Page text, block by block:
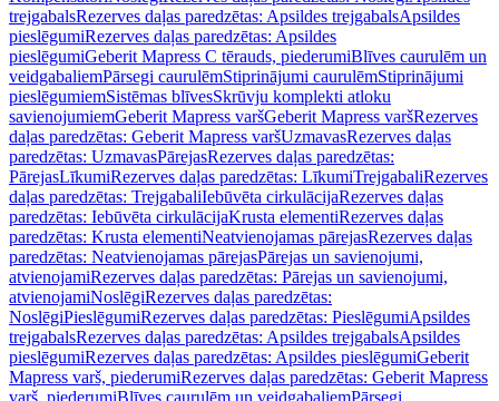
trejgabalsRezerves daļas paredzētas: Apsildes trejgabalsApsildes
pieslēgumiRezerves daļas paredzētas: Apsildes
pieslēgumiGeberit Mapress C tērauds, piederumiBlīves caurulēm un
veidgabaliemPārsegi caurulēmStiprinājumi caurulēmStiprinājumi
pieslēgumiemSistēmas blīvesSkrūvju komplekti atloku
savienojumiemGeberit Mapress varšGeberit Mapress varšRezerves
daļas paredzētas: Geberit Mapress varšUzmavasRezerves daļas
paredzētas: UzmavasPārejasRezerves daļas paredzētas:
PārejasLīkumiRezerves daļas paredzētas: LīkumiTrejgabaliRezerves
daļas paredzētas: TrejgabaliIebūvēta cirkulācijaRezerves daļas
paredzētas: Iebūvēta cirkulācijaKrusta elementiRezerves daļas
paredzētas: Krusta elementiNeatvienojamas pārejasRezerves daļas
paredzētas: Neatvienojamas pārejasPārejas un savienojumi,
atvienojamiRezerves daļas paredzētas: Pārejas un savienojumi,
atvienojamiNoslēgiRezerves daļas paredzētas:
NoslēgiPieslēgumiRezerves daļas paredzētas: PieslēgumiApsildes
trejgabalsRezerves daļas paredzētas: Apsildes trejgabalsApsildes
pieslēgumiRezerves daļas paredzētas: Apsildes pieslēgumiGeberit
Mapress varš, piederumiRezerves daļas paredzētas: Geberit Mapress
varš, piederumiBlīves caurulēm un veidgabaliemPārsegi